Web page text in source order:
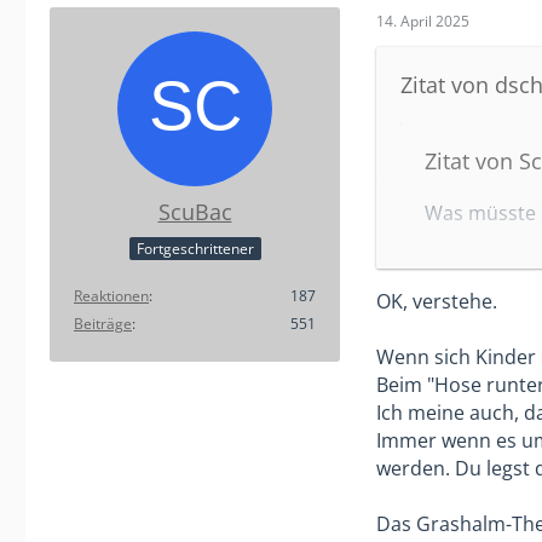
ScuBac
Fortgeschrittener
Reaktionen
187
Beiträge
551
14. April 2025
Zitat von
Zitat von
Was
nicht
Kann es mir
Da ging es um
oder es gibt
Auf dem Feld
Anderen mal
Und zu der
nicht spielt.
OK, verstehe.
Wenn sich
Beim "Hose
Ich meine auch,
Immer wenn es
werden. Du legst
Das Grashalm-